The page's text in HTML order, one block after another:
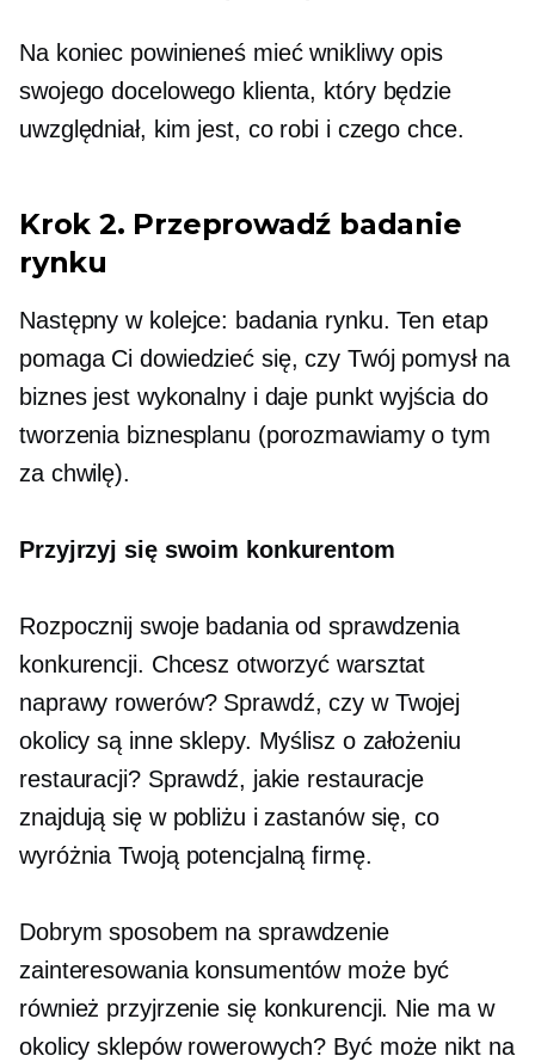
Na koniec powinieneś mieć wnikliwy opis
swojego docelowego klienta, który będzie
uwzględniał, kim jest, co robi i czego chce.
Krok 2. Przeprowadź badanie
rynku
Następny w kolejce: badania rynku. Ten etap
pomaga Ci dowiedzieć się, czy Twój pomysł na
biznes jest wykonalny i daje punkt wyjścia do
tworzenia biznesplanu (porozmawiamy o tym
za chwilę).
Przyjrzyj się swoim konkurentom
Rozpocznij swoje badania od sprawdzenia
konkurencji. Chcesz otworzyć warsztat
naprawy rowerów? Sprawdź, czy w Twojej
okolicy są inne sklepy. Myślisz o założeniu
restauracji? Sprawdź, jakie restauracje
znajdują się w pobliżu i zastanów się, co
wyróżnia Twoją potencjalną firmę.
Dobrym sposobem na sprawdzenie
zainteresowania konsumentów może być
również przyjrzenie się konkurencji. Nie ma w
okolicy sklepów rowerowych? Być może nikt na